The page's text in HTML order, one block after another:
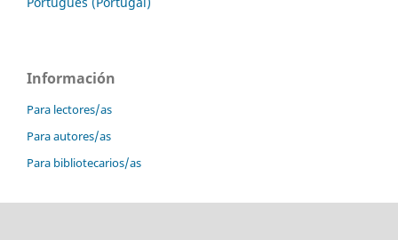
Información
Para lectores/as
Para autores/as
Para bibliotecarios/as